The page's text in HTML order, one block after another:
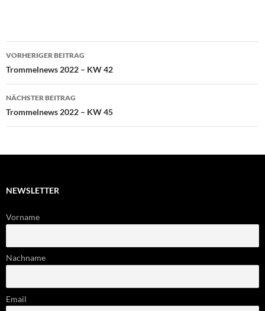
Beitragsnavigation
VORHERIGER BEITRAG
Trommelnews 2022 – KW 42
NÄCHSTER BEITRAG
Trommelnews 2022 – KW 45
NEWSLETTER
Vorname
Nachname
Email